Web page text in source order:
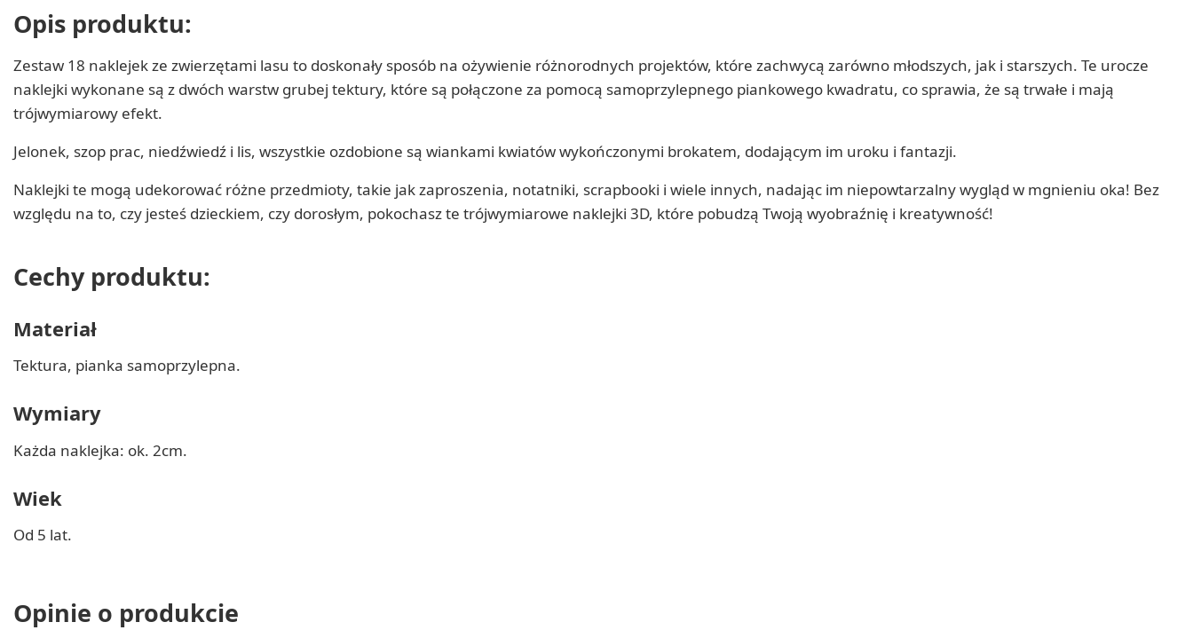
Opis produktu:
Zestaw 18 naklejek ze zwierzętami lasu to doskonały sposób na ożywienie różnorodnych projektów, które zachwycą zarówno młodszych, jak i starszych. Te urocze
naklejki wykonane są z dwóch warstw grubej tektury, które są połączone za pomocą samoprzylepnego piankowego kwadratu, co sprawia, że są trwałe i mają
trójwymiarowy efekt.
Jelonek, szop prac, niedźwiedź i lis, wszystkie ozdobione są wiankami kwiatów wykończonymi brokatem, dodającym im uroku i fantazji.
Naklejki te mogą udekorować różne przedmioty, takie jak zaproszenia, notatniki, scrapbooki i wiele innych, nadając im niepowtarzalny wygląd w mgnieniu oka! Bez
względu na to, czy jesteś dzieckiem, czy dorosłym, pokochasz te trójwymiarowe naklejki 3D, które pobudzą Twoją wyobraźnię i kreatywność!
Cechy produktu:
Materiał
Tektura, pianka samoprzylepna.
Wymiary
Każda naklejka: ok. 2cm.
Wiek
Od 5 lat.
Opinie o produkcie